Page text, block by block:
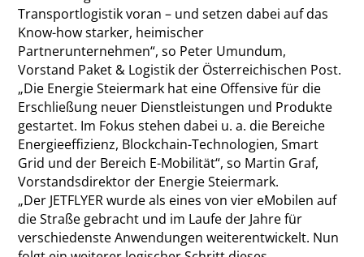
Transportlogistik voran – und setzen dabei auf das
Know-how starker, heimischer
Partnerunternehmen“, so Peter Umundum,
Vorstand Paket & Logistik der Österreichischen Post.
„Die Energie Steiermark hat eine Offensive für die
Erschließung neuer Dienstleistungen und Produkte
gestartet. Im Fokus stehen dabei u. a. die Bereiche
Energieeffizienz, Blockchain-Technologien, Smart
Grid und der Bereich E-Mobilität“, so Martin Graf,
Vorstandsdirektor der Energie Steiermark.
„Der JETFLYER wurde als eines von vier eMobilen auf
die Straße gebracht und im Laufe der Jahre für
verschiedenste Anwendungen weiterentwickelt. Nun